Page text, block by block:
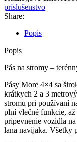
príslušenstvo
Share:
Popis
Popis
Pás na stromy –
Pásy More 4×4 sa
krátkych 2 a 3
stromu pri používaní
plní vlečné funkcie,
pripevnenie vozidla
lana navijaka. Všetky